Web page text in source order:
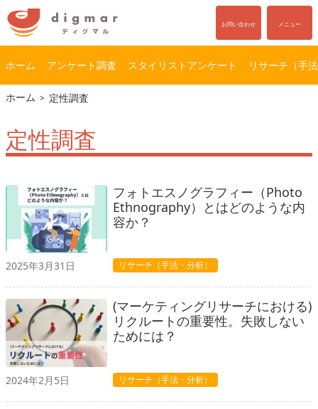
コ
ン
ン
ツ
ナ
ビ
ー
シ
お問い合わせ メニュー
ホーム アンケート調査 スタイリストアンケート リサーチ（手
ホーム 定性調査
定性調査
フォトエスノグラフィー（Photo
Ethnography）とはどのような内
容か？
2025年3月31日 リサーチ（手法・分析）
(マーケティングリサーチにおける)
リクルートの重要性。失敗しない
ためには？
2024年2月5日 リサーチ（手法・分析）